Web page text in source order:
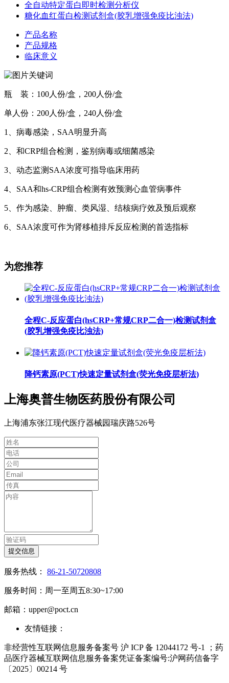
全自动特定蛋白即时检测分析仪
糖化血红蛋白检测试剂盒(胶乳增强免疫比浊法)
产品名称
产品规格
临床意义
瓶 装：100人份/盒，200人份/盒
单人份：200人份/盒，240人份/盒
1、病毒感染，SAA明显升高
2、和CRP组合检测，鉴别病毒或细菌感染
3、动态监测SAA浓度可指导临床用药
4、SAA和hs-CRP组合检测有效预测心血管病事件
5、作为感染、肿瘤、类风湿、结核病疗效及预后观察
6、SAA浓度可作为肾移植排斥反应检测的首选指标
为您推荐
全程C-反应蛋白(hsCRP+常规CRP二合一)检测试剂盒
(胶乳增强免疫比浊法)
降钙素原(PCT)快速定量试剂盒(荧光免疫层析法)
上海奥普生物医药股份有限公司
上海浦东张江现代医疗器械园瑞庆路526号
提交信息
服务热线： 86-21-50720808
服务时间：周一至周五8:30~17:00
邮箱：upper@poct.cn
友情链接：
非经营性互联网信息服务备案号 沪 ICP 备 12044172 号-1 ；药
品医疗器械互联网信息服务备案凭证备案编号:沪网药信备字
〔2025〕00214 号